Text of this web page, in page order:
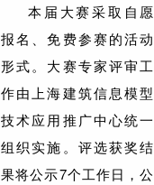
本届大赛采取自愿
报名、免费参赛的活动
形式。大赛专家评审工
作由上海建筑信息模型
技术应用推广中心统一
组织实施。评选获奖结
果将公示7个工作日，公